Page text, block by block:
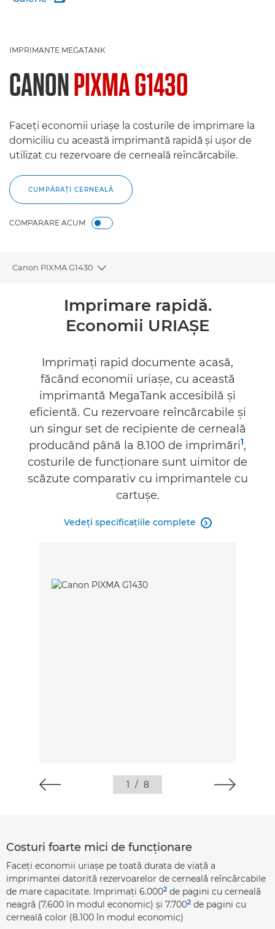
IMPRIMANTE MEGATANK
CANONPIXMA G1430
Faceţi economii uriaşe la costurile de imprimare la
domiciliu cu această imprimantă rapidă şi uşor de
utilizat cu rezervoare de cerneală reîncărcabile.
CUMPĂRAŢI CERNEALĂ
COMPARARE ACUM
Canon PIXMA G1430
Toggle breadcrumbs
Prezentare generală
Asistenţă
CUMPĂRAŢI CERNEALĂ
Imprimare rapidă.
Economii URIAŞE
Imprimaţi rapid documente acasă,
făcând economii uriaşe, cu această
imprimantă MegaTank accesibilă şi
eficientă. Cu rezervoare reîncărcabile şi
un singur set de recipiente de cerneală
producând până la 8.100 de imprimări1,
costurile de funcţionare sunt uimitor de
scăzute comparativ cu imprimantele cu
cartuşe.
Vedeţi specificaţiile complete 
1 / 8
Costuri foarte mici de funcţionare
Faceţi economii uriaşe pe toată durata de viaţă a
imprimantei datorită rezervoarelor de cerneală reîncărcabile
de mare capacitate. Imprimaţi 6.0002 de pagini cu cerneală
neagră (7.600 în modul economic) şi 7.7002 de pagini cu
cerneală color (8.100 în modul economic)